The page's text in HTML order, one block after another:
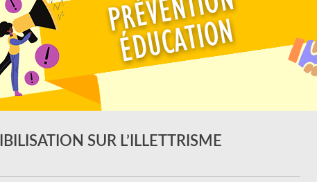
SUR L’ILLETTRISME